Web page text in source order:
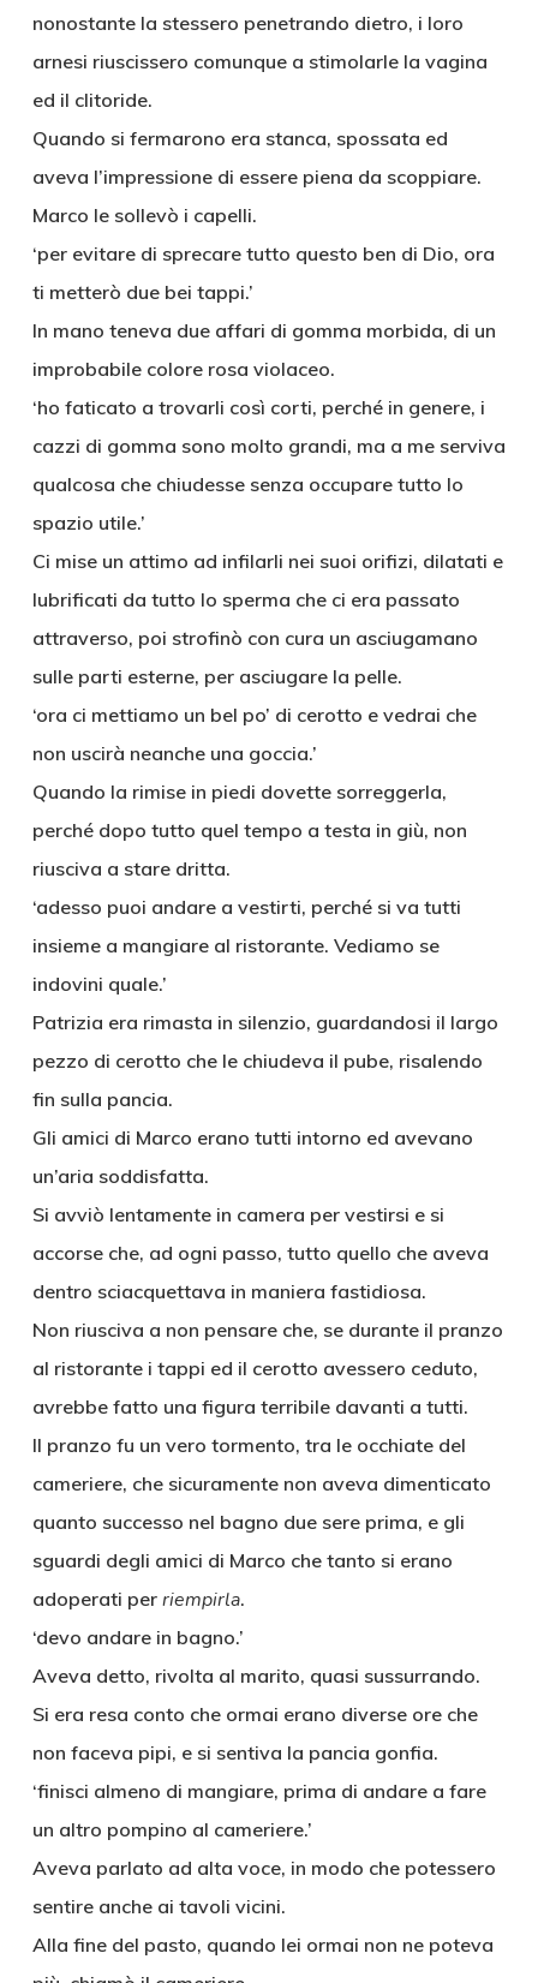
nonostante la stessero penetrando dietro, i loro
arnesi riuscissero comunque a stimolarle la vagina
ed il clitoride.
Quando si fermarono era stanca, spossata ed
aveva l’impressione di essere piena da scoppiare.
Marco le sollevò i capelli.
‘per evitare di sprecare tutto questo ben di Dio, ora
ti metterò due bei tappi.’
In mano teneva due affari di gomma morbida, di un
improbabile colore rosa violaceo.
‘ho faticato a trovarli così corti, perché in genere, i
cazzi di gomma sono molto grandi, ma a me serviva
qualcosa che chiudesse senza occupare tutto lo
spazio utile.’
Ci mise un attimo ad infilarli nei suoi orifizi, dilatati e
lubrificati da tutto lo sperma che ci era passato
attraverso, poi strofinò con cura un asciugamano
sulle parti esterne, per asciugare la pelle.
‘ora ci mettiamo un bel po’ di cerotto e vedrai che
non uscirà neanche una goccia.’
Quando la rimise in piedi dovette sorreggerla,
perché dopo tutto quel tempo a testa in giù, non
riusciva a stare dritta.
‘adesso puoi andare a vestirti, perché si va tutti
insieme a mangiare al ristorante. Vediamo se
indovini quale.’
Patrizia era rimasta in silenzio, guardandosi il largo
pezzo di cerotto che le chiudeva il pube, risalendo
fin sulla pancia.
Gli amici di Marco erano tutti intorno ed avevano
un’aria soddisfatta.
Si avviò lentamente in camera per vestirsi e si
accorse che, ad ogni passo, tutto quello che aveva
dentro sciacquettava in maniera fastidiosa.
Non riusciva a non pensare che, se durante il pranzo
al ristorante i tappi ed il cerotto avessero ceduto,
avrebbe fatto una figura terribile davanti a tutti.
Il pranzo fu un vero tormento, tra le occhiate del
cameriere, che sicuramente non aveva dimenticato
quanto successo nel bagno due sere prima, e gli
sguardi degli amici di Marco che tanto si erano
adoperati per riempirla.
‘devo andare in bagno.’
Aveva detto, rivolta al marito, quasi sussurrando.
Si era resa conto che ormai erano diverse ore che
non faceva pipi, e si sentiva la pancia gonfia.
‘finisci almeno di mangiare, prima di andare a fare
un altro pompino al cameriere.’
Aveva parlato ad alta voce, in modo che potessero
sentire anche ai tavoli vicini.
Alla fine del pasto, quando lei ormai non ne poteva